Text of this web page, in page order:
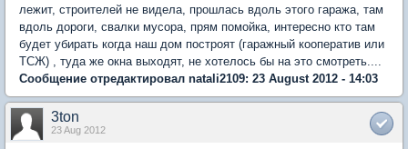
лежит, строителей не видела, прошлась вдоль этого гаража, там
вдоль дороги, свалки мусора, прям помойка, интересно кто там
будет убирать когда наш дом построят (гаражный кооператив или
ТСЖ) , туда же окна выходят, не хотелось бы на это смотреть....
Сообщение отредактировал natali2109: 23 August 2012 - 14:03
3ton
23 Aug 2012